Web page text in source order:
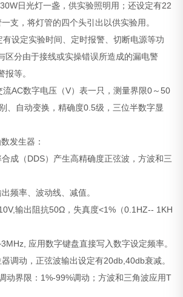
日光灯一盏，供实验照明用；还设定有22
支，将灯管的四个头引出以供实验用。
设定实验时间、定时报警、切断电源等功
区分由于接线或实操错误所造成的漏电警
报等。
AC数字电压（V）表一只，测量界限0～50
、自动变换，精确度0.5级，三位半数字显
发生器：
成（DDS）产生高精确度正弦波，方波和三
频率、波动线、减值。
输出阻抗50Ω，失真度<1%（0.1HZ-- 1KH
应用数字键盘直接写入数字设定频率。
调动，正弦波输出设定有20db,40db衰减。
动界限：1%-99%调动；方波和三角波应用T